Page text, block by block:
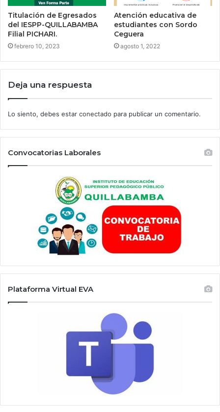
Titulación de Egresados
del IESPP-QUILLABAMBA
Filial PICHARI.
febrero 10, 2023
Atención educativa de
estudiantes con Sordo
Ceguera
agosto 1, 2022
Deja una respuesta
Lo siento, debes estar conectado para publicar un comentario.
Convocatorias Laborales
Plataforma Virtual EVA